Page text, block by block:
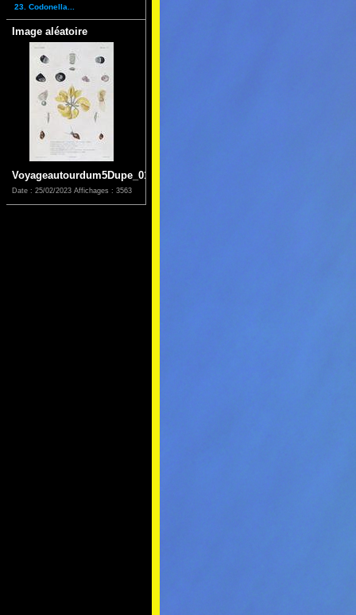
23. Codonella...
Image aléatoire
Voyageautourdum5Dupe_0129
Date : 25/02/2023 Affichages : 3563